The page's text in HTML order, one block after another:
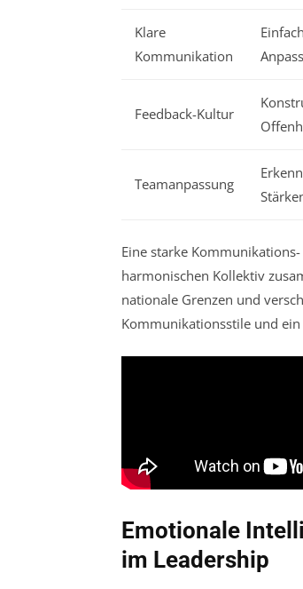
Klare
Kommunikation
Feedback-Kultur
Teamanpassung
Eine starke
harmonischen Kollektiv
nationale Grenzen und
Kommunikationsstile und ein
Emotionale
im Leadership